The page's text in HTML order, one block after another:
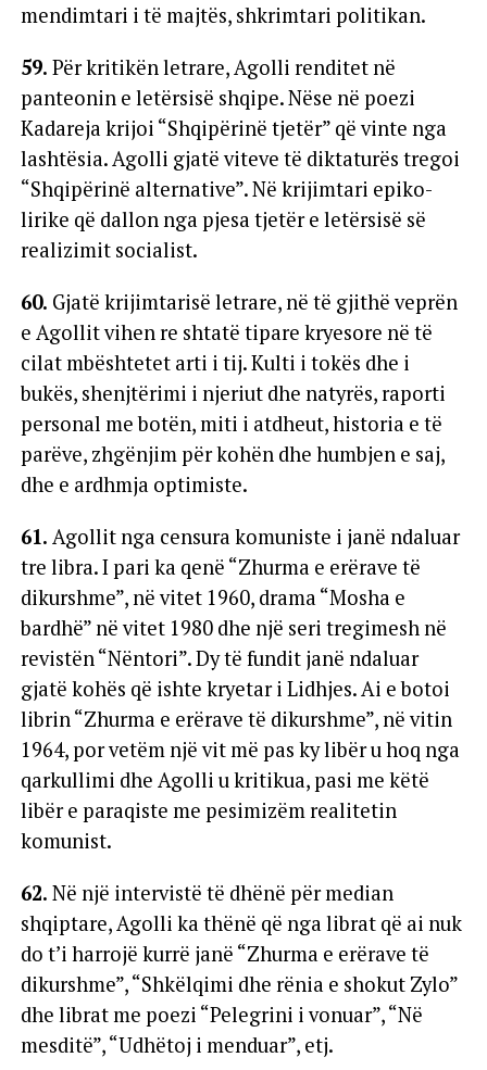
mendimtari i të majtës, shkrimtari politikan.
59. Për kritikën letrare, Agolli renditet në
panteonin e letërsisë shqipe. Nëse në poezi
Kadareja krijoi “Shqipërinë tjetër” që vinte nga
lashtësia. Agolli gjatë viteve të diktaturës tregoi
“Shqipërinë alternative”. Në krijimtari epiko-
lirike që dallon nga pjesa tjetër e letërsisë së
realizimit socialist.
60. Gjatë krijimtarisë letrare, në të gjithë veprën
e Agollit vihen re shtatë tipare kryesore në të
cilat mbështetet arti i tij. Kulti i tokës dhe i
bukës, shenjtërimi i njeriut dhe natyrës, raporti
personal me botën, miti i atdheut, historia e të
parëve, zhgënjim për kohën dhe humbjen e saj,
dhe e ardhmja optimiste.
61. Agollit nga censura komuniste i janë ndaluar
tre libra. I pari ka qenë “Zhurma e erërave të
dikurshme”, në vitet 1960, drama “Mosha e
bardhë” në vitet 1980 dhe një seri tregimesh në
revistën “Nëntori”. Dy të fundit janë ndaluar
gjatë kohës që ishte kryetar i Lidhjes. Ai e botoi
librin “Zhurma e erërave të dikurshme”, në vitin
1964, por vetëm një vit më pas ky libër u hoq nga
qarkullimi dhe Agolli u kritikua, pasi me këtë
libër e paraqiste me pesimizëm realitetin
komunist.
62. Në një intervistë të dhënë për median
shqiptare, Agolli ka thënë që nga librat që ai nuk
do t’i harrojë kurrë janë “Zhurma e erërave të
dikurshme”, “Shkëlqimi dhe rënia e shokut Zylo”
dhe librat me poezi “Pelegrini i vonuar”, “Në
mesditë”, “Udhëtoj i menduar”, etj.